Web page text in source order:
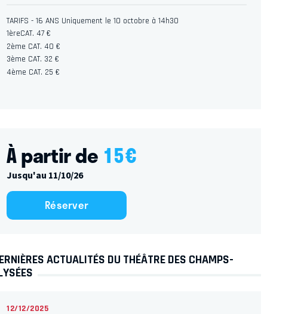
TARIFS - 16 ANS Uniquement le 10 octobre à 14h30
1èreCAT. 47 €
2ème CAT. 40 €
3ème CAT. 32 €
4ème CAT. 25 €
À partir de 15€
Jusqu'au 11/10/26
Réserver
ACTUALITÉS DU THÉÂTRE DES CHAMPS-
12/12/2025